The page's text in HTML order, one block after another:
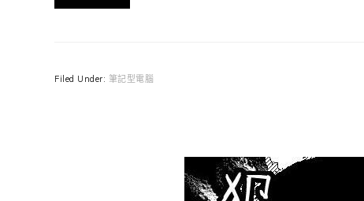
Filed Under: 筆記型電腦